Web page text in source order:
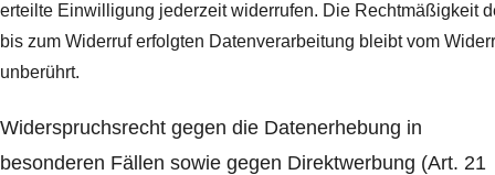
erteilte Einwilligung jederzeit widerrufen. Die Rechtmäßigkeit
bis zum Widerruf erfolgten Datenverarbeitung bleibt vom
unberührt.
Widerspruchsrecht gegen die Datenerhebung in
besonderen Fällen sowie gegen Direktwerbung (Art. 21